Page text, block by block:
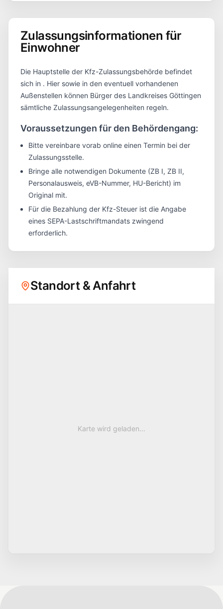
Zulassungsinformationen für
Einwohner
Die Hauptstelle der Kfz-Zulassungsbehörde befindet
sich in . Hier sowie in den eventuell vorhandenen
Außenstellen können Bürger des Landkreises Göttingen
sämtliche Zulassungsangelegenheiten regeln.
Voraussetzungen für den Behördengang:
Bitte vereinbare vorab online einen Termin bei der
Zulassungsstelle.
Bringe alle notwendigen Dokumente (ZB I, ZB II,
Personalausweis, eVB-Nummer, HU-Bericht) im
Original mit.
Für die Bezahlung der Kfz-Steuer ist die Angabe
eines SEPA-Lastschriftmandats zwingend
erforderlich.
Standort & Anfahrt
Karte wird geladen...